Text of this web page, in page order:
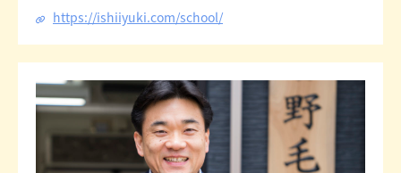
https://ishiiyuki.com/school/